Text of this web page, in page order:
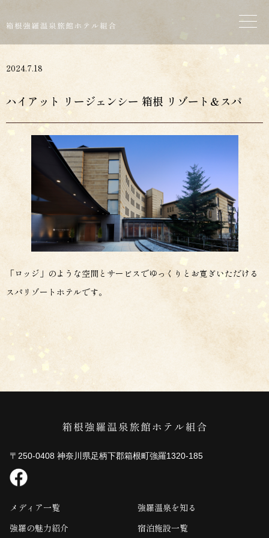
2024.7.18
ハイアット リージェンシー 箱根 リゾート＆スパ
「ロッジ」のような空間とサービスでゆっくりとお寛ぎいただける
スパリゾートホテルです。
〒250-0408 神奈川県足柄下郡箱根町強羅1320-185
メディア一覧
強羅温泉を知る
強羅の魅力紹介
宿泊施設一覧